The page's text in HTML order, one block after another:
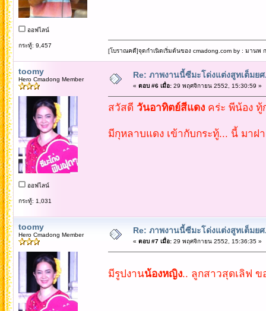
ออฟไลน์
กระทู้: 9,457
[โบราณคดี]จุดกำเนิดเริ่มต้นของ cmadong.com by : มานพ
toomy
Hero Cmadong Member
ออฟไลน์
กระทู้: 1,031
Re: ภาพงานนี้ซีมะโด่งแต่งสูทเต็มย
« ตอบ #6 เมื่อ:29 พฤศจิกายน 2552, 15:30:59 »
สวัสดี วันอาทิตย์สีแดง คร่ะ พีน้อง
มีกุหลาบแดง เข้ากับกระทู้... นี้ มาฝ
toomy
Hero Cmadong Member Re: ภาพงานนี้ซีมะโด่งแต่งสูทเต็มย
« ตอบ #7 เมื่อ:29 พฤศจิกายน 2552, 15:36:35 »
มีรูปงานน้องหญิง.. ลูกสาวสุดเลิฟ ข